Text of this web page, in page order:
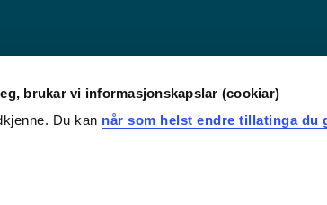
brukar vi informasjonskapslar (cookiar)
Du kan når som helst endre tillatinga du